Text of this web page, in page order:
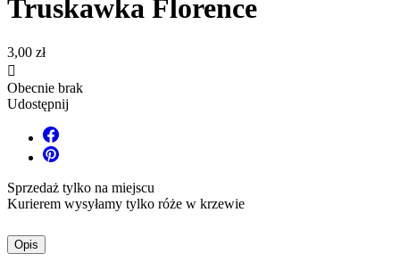
Truskawka Florence
3,00 zł

Obecnie brak
Udostępnij
Sprzedaż tylko na miejscu
Kurierem wysyłamy tylko róże w krzewie
Opis